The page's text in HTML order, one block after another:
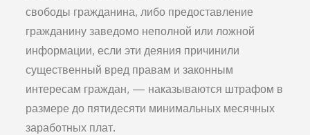
свободы гражданина, либо предоставление
гражданину заведомо неполной или ложной
информации, если эти деяния причинили
существенный вред правам и законным
интересам граждан, — наказываются штрафом в
размере до пятидесяти минимальных месячных
заработных плат.